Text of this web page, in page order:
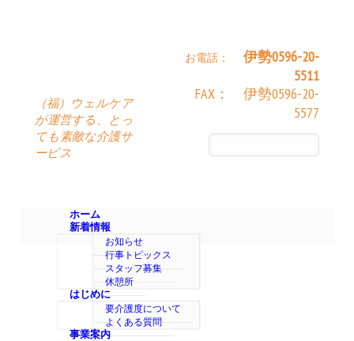
（福）ウェルケア
が運営する、とっ
ても素敵な介護サ
ービス
お電話：
伊勢0596-20-
5511
FAX： 伊勢0596-20-
5577
ホーム
新着情報
お知らせ
行事トピックス
スタッフ募集
休憩所
はじめに
要介護度について
よくある質問
事業案内